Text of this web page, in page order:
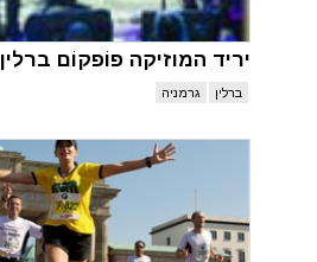
יריד המוזיקה פוֹפקוֹם ברלין
ברלין גרמניה